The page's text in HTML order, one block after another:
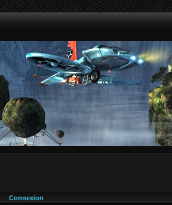
Connexion